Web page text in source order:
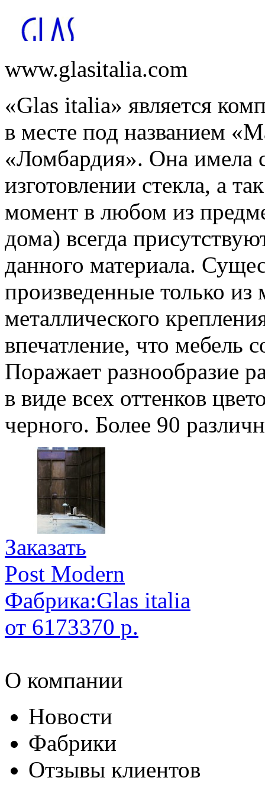
www.glasitalia.com
«Glas italia» является
в месте под названием
«Ломбардия». Она имела
изготовлении стекла, а
момент в любом из
дома) всегда
данного материала.
произведенные только из
металлического
впечатление, что мебель
Поражает разнообразие
в виде всех оттенков
черного. Более 90
Заказать
Post Modern
Фабрика:Glas italia
от 6173370 р.
О компании
Новости
Фабрики
Отзывы клиентов